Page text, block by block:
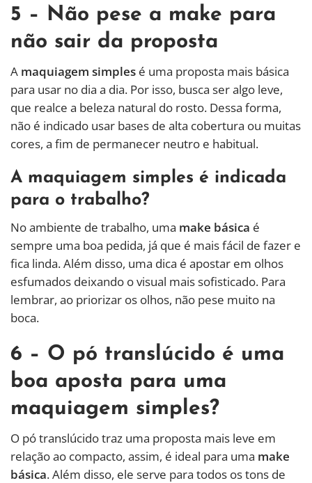
5 – Não pese a make para
não sair da proposta
A maquiagem simples é uma proposta mais básica
para usar no dia a dia. Por isso, busca ser algo leve,
que realce a beleza natural do rosto. Dessa forma,
não é indicado usar bases de alta cobertura ou muitas
cores, a fim de permanecer neutro e habitual.
A maquiagem simples é indicada
para o trabalho?
No ambiente de trabalho, uma make básica é
sempre uma boa pedida, já que é mais fácil de fazer e
fica linda. Além disso, uma dica é apostar em olhos
esfumados deixando o visual mais sofisticado. Para
lembrar, ao priorizar os olhos, não pese muito na
boca.
6 – O pó translúcido é uma
boa aposta para uma
maquiagem simples?
O pó translúcido traz uma proposta mais leve em
relação ao compacto, assim, é ideal para uma make
básica. Além disso, ele serve para todos os tons de